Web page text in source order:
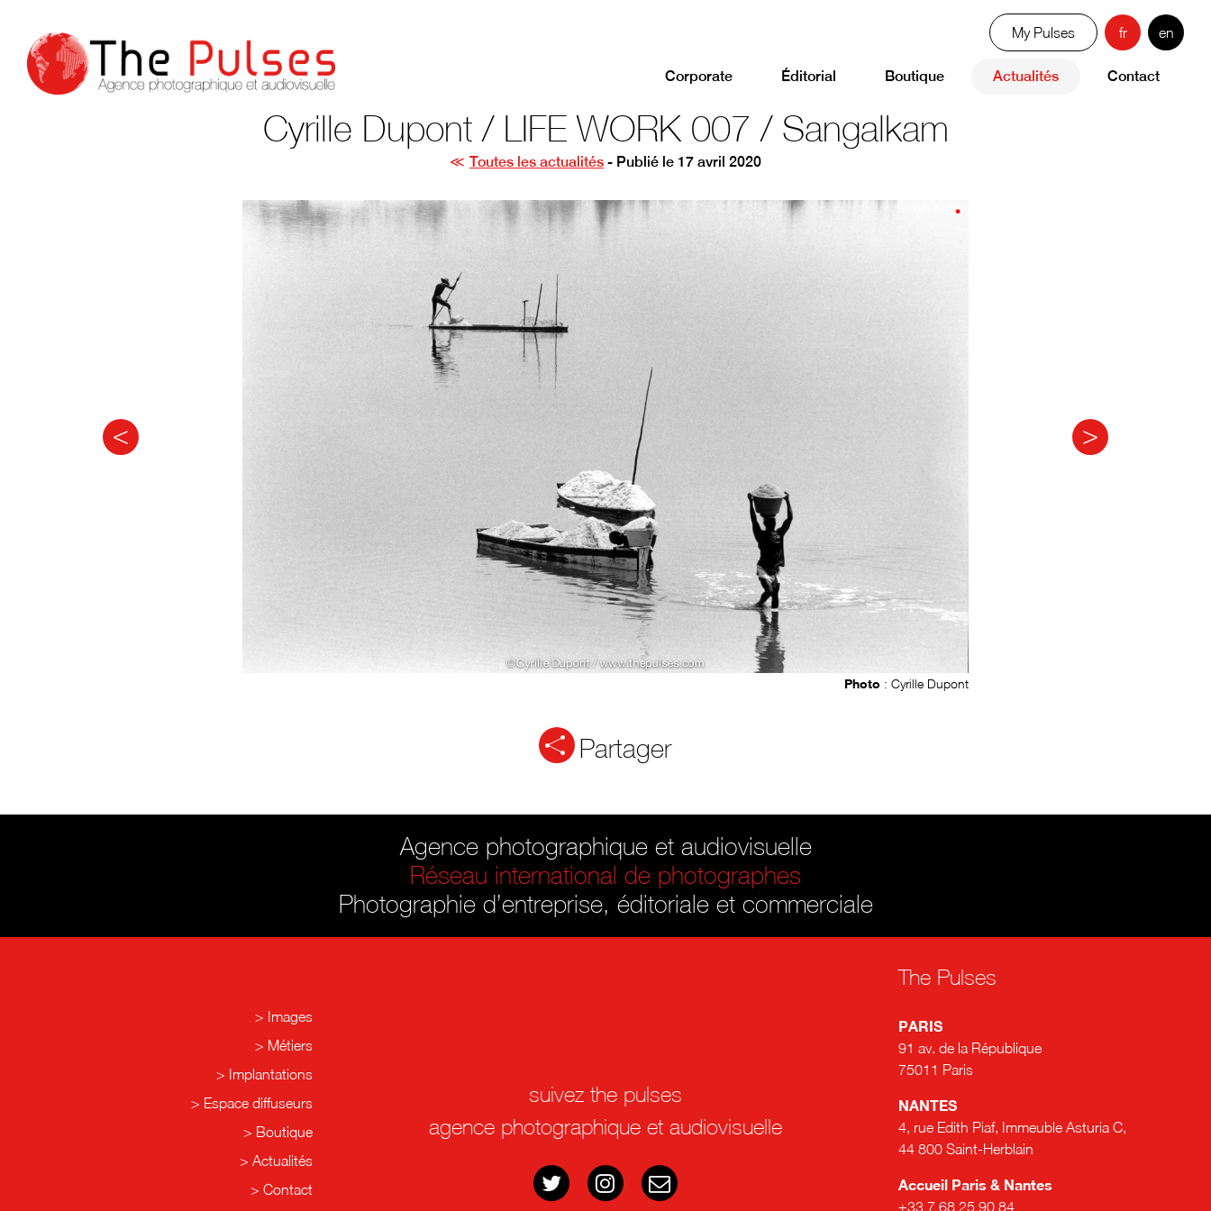
Corporate Éditorial Boutique Actualités Contact
My Pulses fr en
Cyrille Dupont / LIFE WORK 007 / Sangalkam
Toutes les actualités - Publié le 17 avril 2020
Photo : Cyrille Dupont
Partager
Agence photographique et audiovisuelle
Réseau international de photographes
Photographie d’entreprise, éditoriale et commerciale
Images
Métiers
Implantations
Espace diffuseurs
Boutique
Actualités
Contact
suivez the pulses
agence photographique et audiovisuelle
The Pulses
PARIS
91 av. de la République
75011 Paris
NANTES
4, rue Edith Piaf, Immeuble Asturia C,
44 800 Saint-Herblain
Accueil Paris & Nantes
+33 7 68 25 90 84